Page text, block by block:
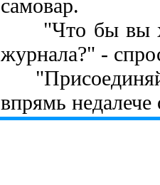
самовар.
"Что бы вы
журнала?" -
впрямь